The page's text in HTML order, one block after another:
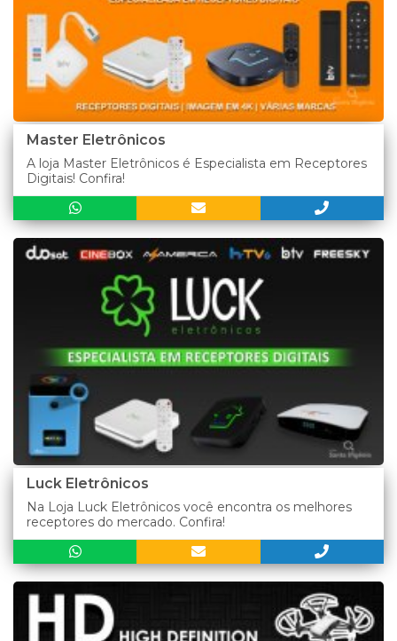
Master Eletrônicos
A loja Master Eletrônicos é Especialista em Receptores
Digitais! Confira!
Luck Eletrônicos
Na Loja Luck Eletrônicos você encontra os melhores
receptores do mercado. Confira!